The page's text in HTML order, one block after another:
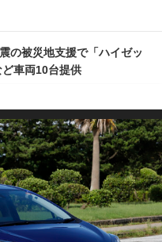
の被災地支援で「ハイゼッ
ど車両10台提供